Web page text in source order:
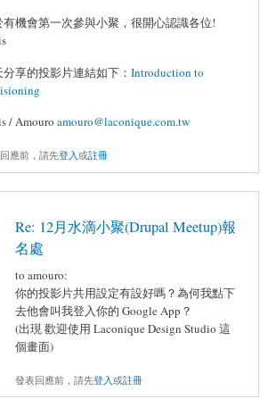
有機會第一次參與小聚，很開心認識各位!
分享的投影片連結如下： Introduction to
/ Amouro amouro@laconique.com.tw
應前，請先登入或註冊
Re: 12月水滴小聚(Drupal Meetup)報
名處
to amouro:
你的投影片共用設定有設好嗎？為何我點下
去他會叫我登入你的 Google App？
(出現 歡迎使用 Laconique Design Studio 這
個畫面)
發表回應前，請先登入或註冊